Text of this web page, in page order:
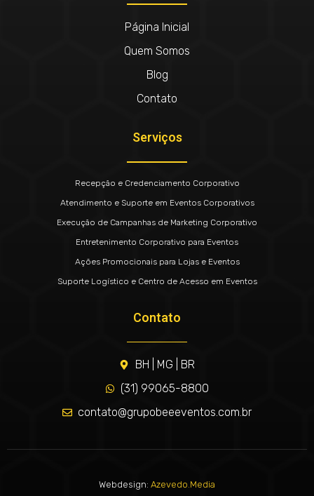
Página Inicial
Quem Somos
Blog
Contato
Serviços
Recepção e Credenciamento Corporativo
Atendimento e Suporte em Eventos Corporativos
Execução de Campanhas de Marketing Corporativo
Entretenimento Corporativo para Eventos
Ações Promocionais para Lojas e Eventos
Suporte Logístico e Centro de Acesso em Eventos
Contato
BH | MG | BR
(31) 99065-8800
contato@grupobeeeventos.com.br
Webdesign: Azevedo.Media